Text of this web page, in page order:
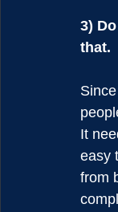
3)
that.
It
easy
from